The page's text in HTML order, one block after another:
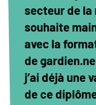
secteur de
souhaite
avec la
de
j’ai déjà une
de ce